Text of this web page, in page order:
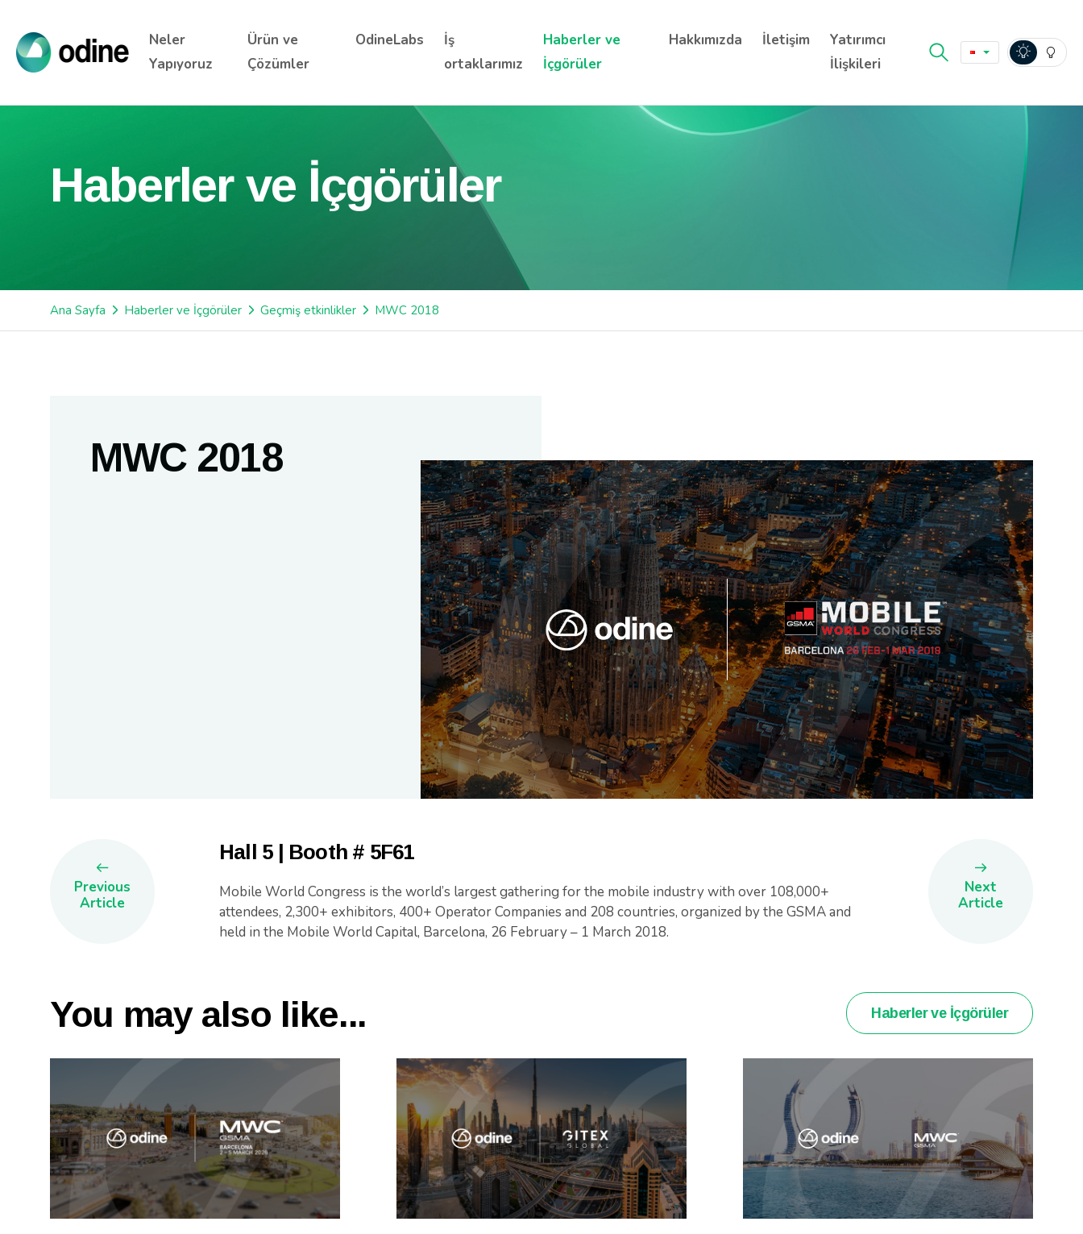
Neler
Yapıyoruz
Ürün ve
Çözümler
OdineLabs
İş
ortaklarımız
Haberler ve
İçgörüler
Hakkımızda İletişim
Yatırımcı
İlişkileri
Haberler ve İçgörüler
Ana Sayfa Haberler ve İçgörüler Geçmiş etkinlikler MWC 2018
MWC 2018
Hall 5 | Booth # 5F61
Mobile World Congress is the world’s largest gathering for the mobile industry with over 108,000+
attendees, 2,300+ exhibitors, 400+ Operator Companies and 208 countries, organized by the GSMA and
held in the Mobile World Capital, Barcelona, 26 February – 1 March 2018.
Previous
Article
Next
Article
You may also like... Haberler ve İçgörüler